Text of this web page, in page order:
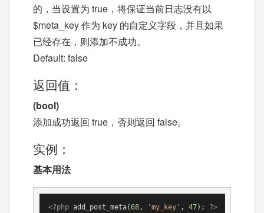
的，当设置为 true，将保证当前日志没有以
$meta_key 作为 key 的自定义字段，并且如果
已经存在，则添加不成功。
Default: false
返回值：
(bool)
添加成功返回 true，否则返回 false。
实例：
基本用法
<?php add_post_meta(68, 'my_key' , 47); ?>